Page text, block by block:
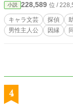
小説 228,589 位 /
キャラ文芸 探偵
男性主人公
因縁
4